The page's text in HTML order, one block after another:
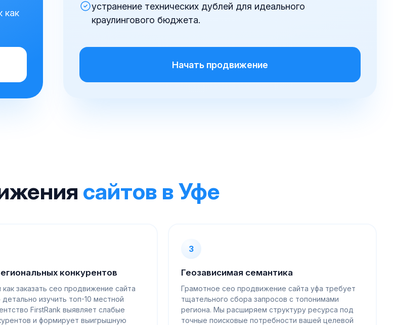
как
устранение технических дублей для идеального
краулингового бюджета.
Начать продвижение
сайтов в Уфе
конкурентов
заказать сео продвижение сайта
изучить топ-10 местной
FirstRank выявляет слабые
и формирует выигрышную
3
Геозависимая семантика
Грамотное сео продвижение сайта уфа требует
тщательного сбора запросов с топонимами
региона. Мы расширяем структуру ресурса под
точные поисковые потребности вашей целевой